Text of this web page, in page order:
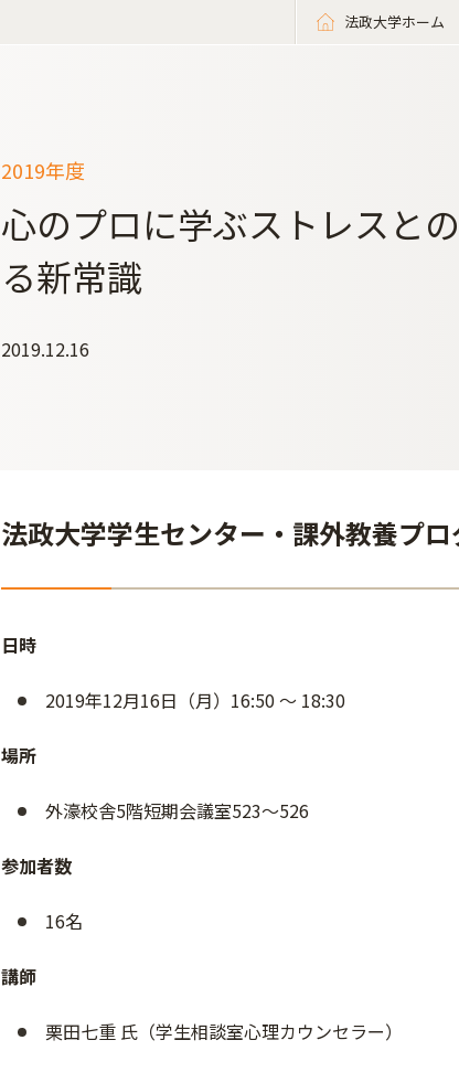
法政大学ホーム
2019年度
心のプロに学ぶストレスと
る新常識
2019.12.16
法政大学学生センター・課外教養プ
日時
2019年12月16日（月）16:50 ～ 18:30
場所
外濠校舎5階短期会議室523～526
参加者数
16名
講師
栗田七重 氏（学生相談室心理カウンセラー）